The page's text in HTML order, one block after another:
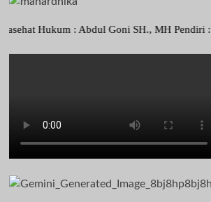
Hukum : Abdul Goni SH., MH Pendiri :